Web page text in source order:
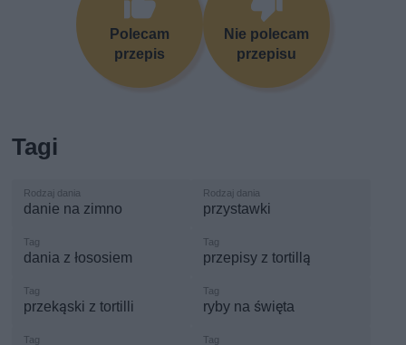
Polecam
przepis
Nie polecam
przepisu
Tagi
danie na zimno przystawki
dania z łososiem przepisy z tortillą
przekąski z tortilli ryby na święta